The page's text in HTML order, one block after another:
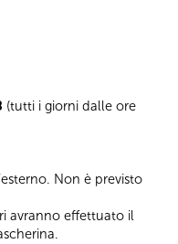
(tutti i giorni dalle ore
Non è previsto
avranno effettuato il